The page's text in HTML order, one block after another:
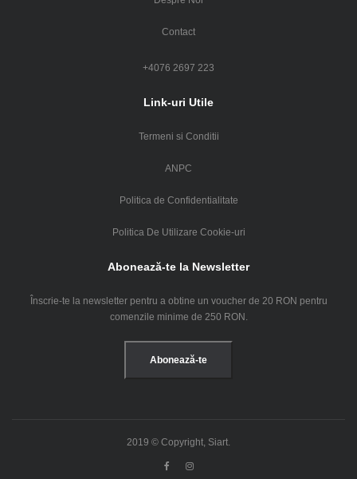
Contact
+4076 2697 223
Link-uri Utile
Termeni si Conditii
ANPC
Politica de Confidentialitate
Politica De Utilizare Cookie-uri
Abonează-te la Newsletter
Înscrie-te la newsletter pentru a obtine un voucher de 20 RON pentru
comenzile minime de 250 RON.
Abonează-te
2019 © Copyright, Siart.